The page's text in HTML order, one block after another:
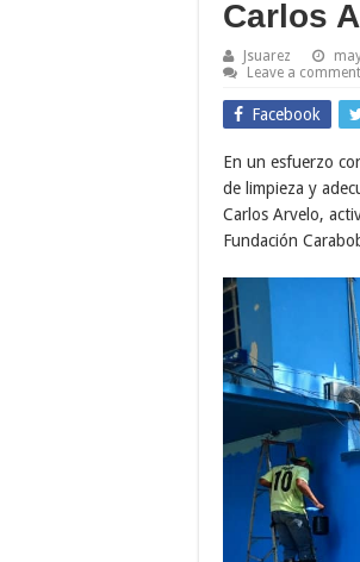
Carlos
Jsuarez
Leave a comment
Facebook
En un esfuerzo
de limpieza y
Carlos Arvelo,
Fundación